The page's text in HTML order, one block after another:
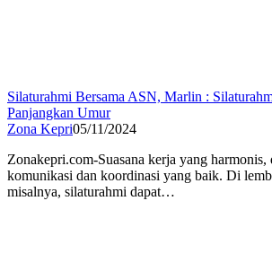
Silaturahmi Bersama ASN, Marlin :
Panjangkan Umur
Zona Kepri05/11/2024
Zonakepri.com-Suasana kerja yang harmonis,
komunikasi dan koordinasi yang baik. Di
misalnya, silaturahmi dapat…